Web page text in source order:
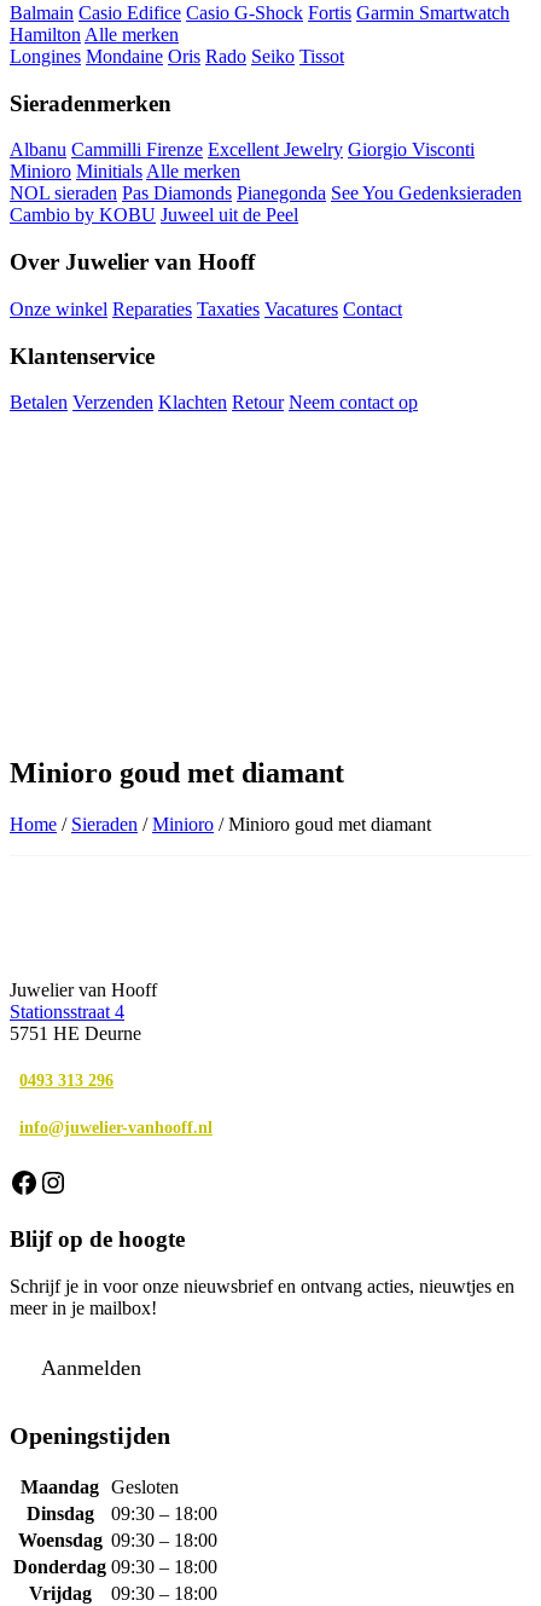
Balmain Casio Edifice Casio G-Shock Fortis Garmin Smartwatch
Hamilton Alle merken
Longines Mondaine Oris Rado Seiko Tissot
Sieradenmerken
Albanu Cammilli Firenze Excellent Jewelry Giorgio Visconti
Minioro MinitialsAlle merken
NOL sieraden Pas Diamonds Pianegonda See You Gedenksieraden
Cambio by KOBU Juweel uit de Peel
Over Juwelier van Hooff
Onze winkel Reparaties Taxaties Vacatures Contact
Klantenservice
Betalen Verzenden Klachten Retour Neem contact op
Minioro goud met diamant
Home / Sieraden /Minioro / Minioro goud met diamant
Juwelier van Hooff
Stationsstraat 4
5751 HE Deurne
0493 313 296
info@juwelier-vanhooff.nl
Facebook
Instagram
Blijf op de hoogte
Schrijf je in voor onze nieuwsbrief en ontvang acties, nieuwtjes en
meer in je mailbox!
Aanmelden
Openingstijden
Maandag Gesloten
Dinsdag
09:30 – 18:00
Woensdag 09:30 – 18:00
Donderdag 09:30 – 18:00
Vrijdag
09:30 – 18:00